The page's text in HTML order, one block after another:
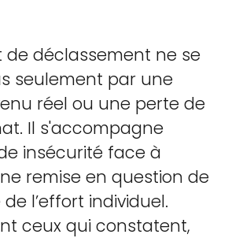
de déclassement ne se
seulement par une
réel ou une perte de
Il s'accompagne
insécurité face à
remise en question de
l’effort individuel.
ceux qui constatent,